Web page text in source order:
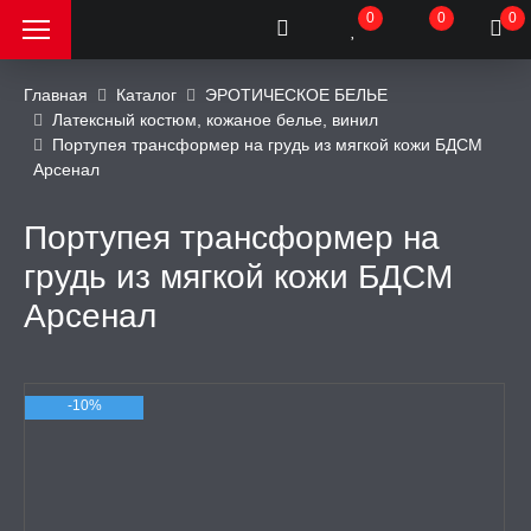
АКЦИИ и
0 0 0
Главная Каталог
ЭРОТИЧЕСКОЕ БЕЛЬЕ
Латексный костюм, кожаное белье, винил
Портупея трансформер на грудь из мягкой кожи БДСМ
Арсенал
Портупея трансформер на
грудь из мягкой кожи БДСМ
Арсенал
-10%